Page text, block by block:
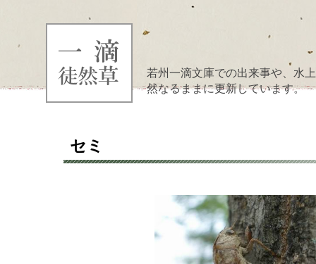
若州一滴文庫での出来事や、水
然なるままに更新しています。
セミ